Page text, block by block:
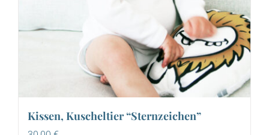
Kissen, Kuscheltier “Sternzeichen”